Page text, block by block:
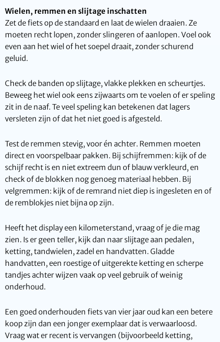
Wielen, remmen en slijtage inschatten
Zet de fiets op de standaard en laat de wielen draaien. Ze
moeten recht lopen, zonder slingeren of aanlopen. Voel ook
even aan het wiel of het soepel draait, zonder schurend
geluid.
Check de banden op slijtage, vlakke plekken en scheurtjes.
Beweeg het wiel ook eens zijwaarts om te voelen of er speling
zit in de naaf. Te veel speling kan betekenen dat lagers
versleten zijn of dat het niet goed is afgesteld.
Test de remmen stevig, voor én achter. Remmen moeten
direct en voorspelbaar pakken. Bij schijfremmen: kijk of de
schijf recht is en niet extreem dun of blauw verkleurd, en
check of de blokken nog genoeg materiaal hebben. Bij
velgremmen: kijk of de remrand niet diep is ingesleten en of
de remblokjes niet bijna op zijn.
Heeft het display een kilometerstand, vraag of je die mag
zien. Is er geen teller, kijk dan naar slijtage aan pedalen,
ketting, tandwielen, zadel en handvatten. Gladde
handvatten, een roestige of uitgerekte ketting en scherpe
tandjes achter wijzen vaak op veel gebruik of weinig
onderhoud.
Een goed onderhouden fiets van vier jaar oud kan een betere
koop zijn dan een jonger exemplaar dat is verwaarloosd.
Vraag wat er recent is vervangen (bijvoorbeeld ketting,